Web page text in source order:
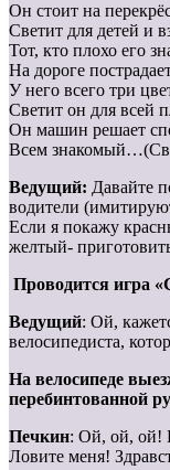
Он стоит на
Светит для детей и
Тот, кто плохо его
На дороге
У него всего три
Светит он для всей
Он машин решает
Всем
Ведущий: Давайте
водители
Если я покажу
желтый-
Проводится игра
Ведущий: Ой,
велосипедиста,
На велосипеде
перебинтованной
Печкин: Ой, ой, ой!
Ловите меня!